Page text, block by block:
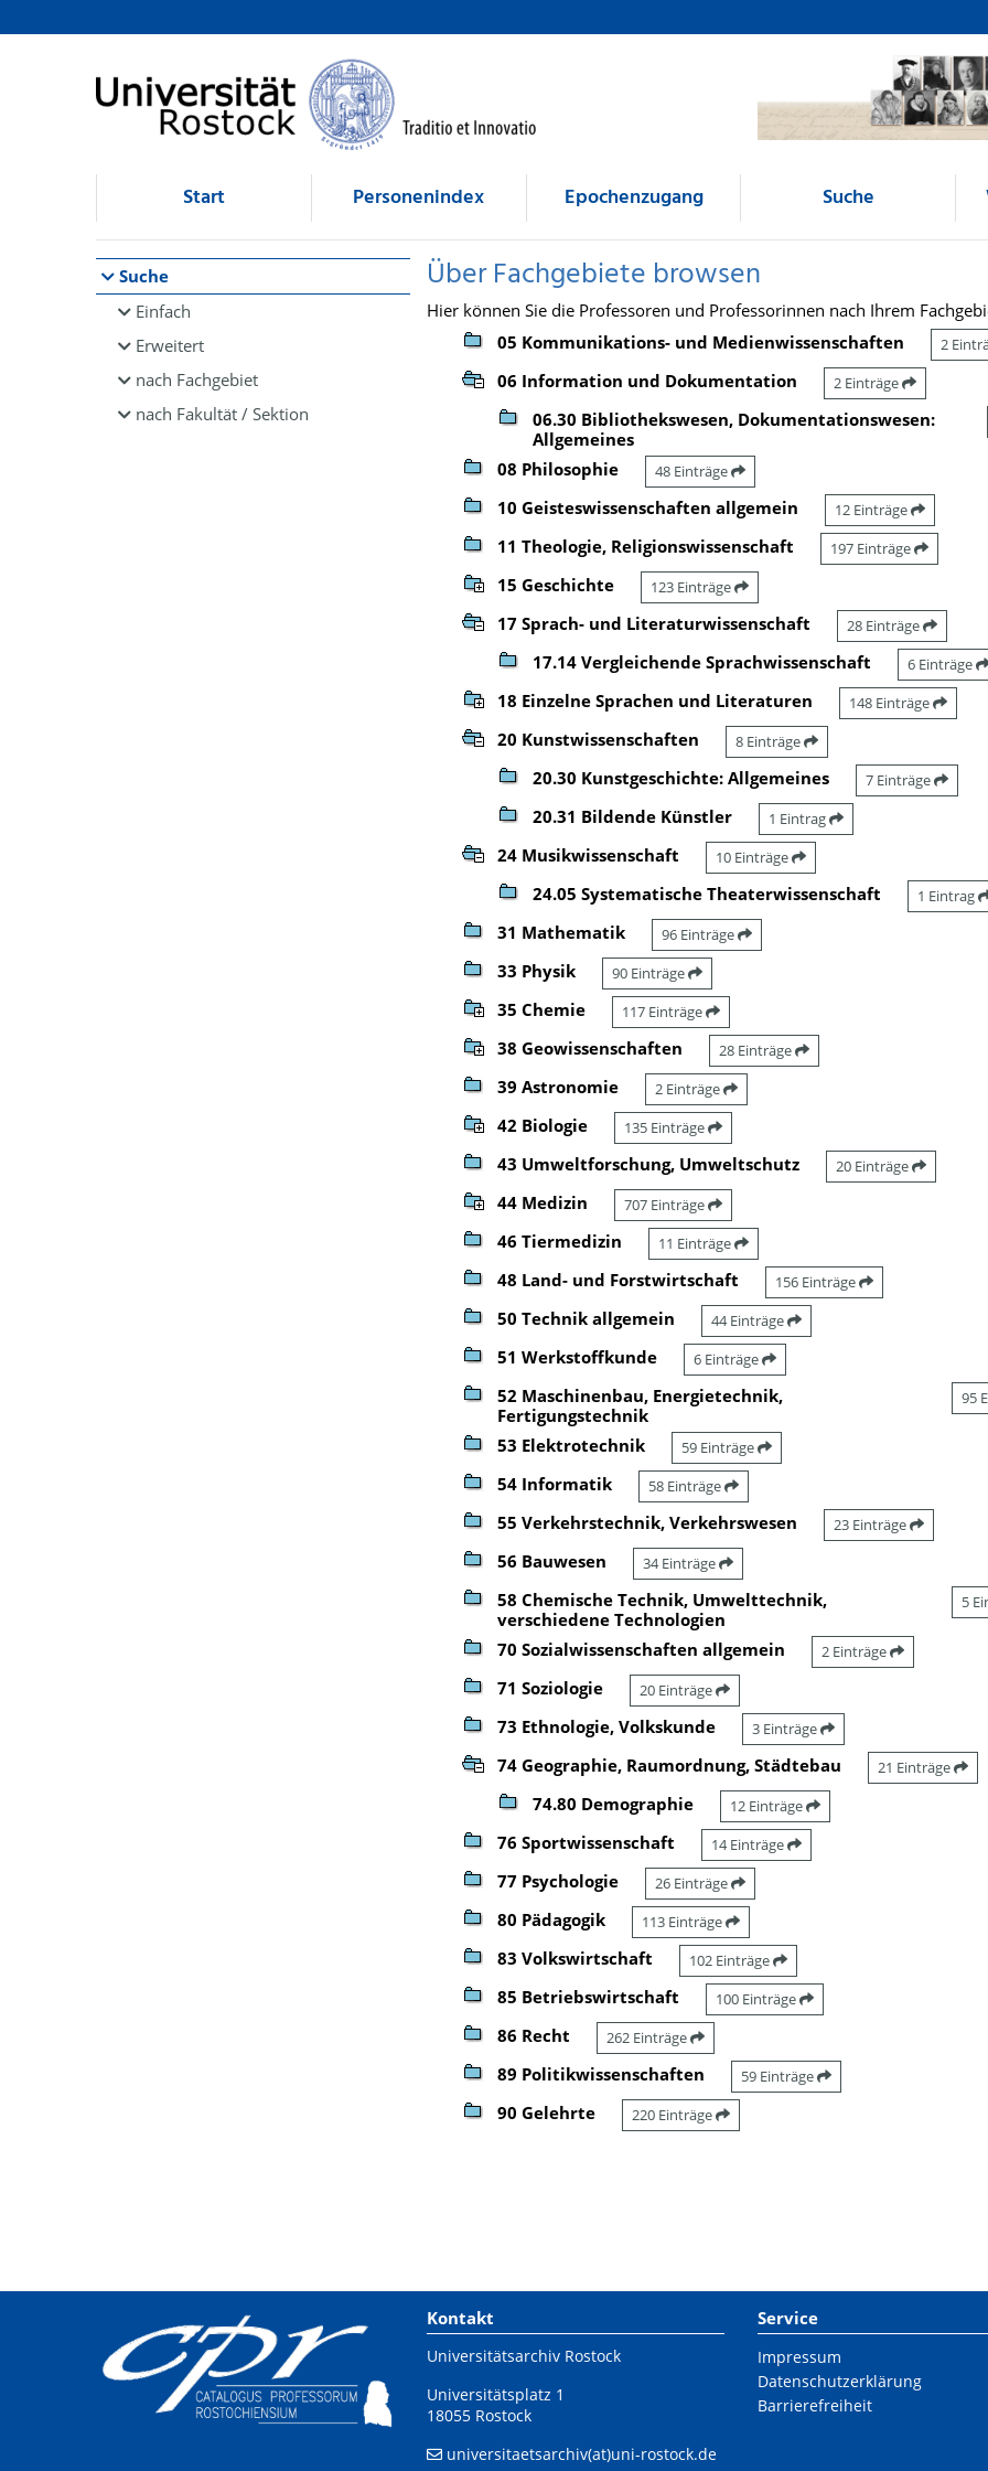
Browsen
direkt zum Inhalt
Start Personenindex Epochenzugang Suche
Suche
Einfach
Erweitert
nach Fachgebiet
nach Fakultät / Sektion
Über Fachgebiete browsen
Hier können Sie die Professoren und Professorinnen nach Ihrem
05 Kommunikations- und Medienwissenschaften
2
06 Information und Dokumentation 2 Einträge
06.30 Bibliothekswesen, Dokumentationswesen:
Allgemeines
08 Philosophie 48 Einträge
10 Geisteswissenschaften allgemein 12 Einträge
11 Theologie, Religionswissenschaft 197 Einträge
15 Geschichte 123 Einträge
17 Sprach- und Literaturwissenschaft 28 Einträge
17.14 Vergleichende Sprachwissenschaft 6 Einträge
18 Einzelne Sprachen und Literaturen 148 Einträge
20 Kunstwissenschaften 8 Einträge
20.30 Kunstgeschichte: Allgemeines 7 Einträge
20.31 Bildende Künstler 1 Eintrag
24 Musikwissenschaft 10 Einträge
24.05 Systematische Theaterwissenschaft 1 Eintrag
31 Mathematik 96 Einträge
33 Physik 90 Einträge
35 Chemie 117 Einträge
38 Geowissenschaften 28 Einträge
39 Astronomie 2 Einträge
42 Biologie 135 Einträge
43 Umweltforschung, Umweltschutz 20 Einträge
44 Medizin 707 Einträge
46 Tiermedizin 11 Einträge
48 Land- und Forstwirtschaft 156 Einträge
50 Technik allgemein 44 Einträge
51 Werkstoffkunde 6 Einträge
52 Maschinenbau, Energietechnik,
Fertigungstechnik
95
53 Elektrotechnik 59 Einträge
54 Informatik 58 Einträge
55 Verkehrstechnik, Verkehrswesen 23 Einträge
56 Bauwesen 34 Einträge
58 Chemische Technik, Umwelttechnik,
verschiedene Technologien
5
70 Sozialwissenschaften allgemein 2 Einträge
71 Soziologie 20 Einträge
73 Ethnologie, Volkskunde 3 Einträge
74 Geographie, Raumordnung, Städtebau 21 Einträge
74.80 Demographie 12 Einträge
76 Sportwissenschaft 14 Einträge
77 Psychologie 26 Einträge
80 Pädagogik 113 Einträge
83 Volkswirtschaft 102 Einträge
85 Betriebswirtschaft 100 Einträge
86 Recht 262 Einträge
89 Politikwissenschaften 59 Einträge
90 Gelehrte 220 Einträge
Kontakt
Universitätsarchiv Rostock
Universitätsplatz 1
18055 Rostock
universitaetsarchiv(at)uni-rostock.de
Service
Impressum
Datenschutzerklärung
Barrierefreiheit